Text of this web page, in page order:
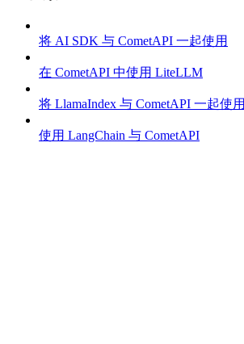
将 AI SDK 与 CometAPI 一起使用
在 CometAPI 中使用 LiteLLM
将 LlamaIndex 与 CometAPI 一起使用
使用 LangChain 与 CometAPI